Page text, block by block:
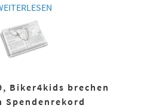
Biker4kids brechen
Spendenrekord